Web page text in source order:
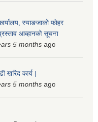
स्याङजाको फोहर
आव्हानको सूचना
5 months ago
खरिद कार्य |
5 months ago